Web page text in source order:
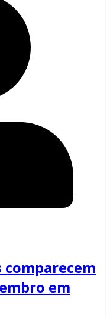
comparecem
em